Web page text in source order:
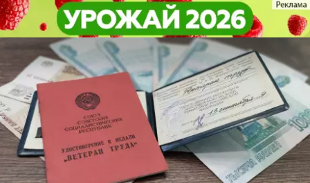
Названо основание для лишения
звания «Ветеран труда»
Общество Названо основание для лишения
звания «Ветеран труда»
Общество
Другие
новости по
теме
Погода и
курсы валют
в Пензе